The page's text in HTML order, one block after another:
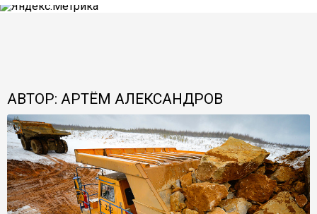
АВТОР: АРТЁМ АЛЕКСАНДРОВ